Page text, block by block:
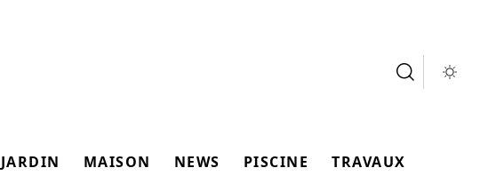
JARDIN MAISON NEWS PISCINE TRAVAUX